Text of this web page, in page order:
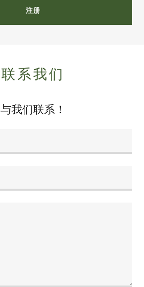
注册
联系我们
与我们联系！